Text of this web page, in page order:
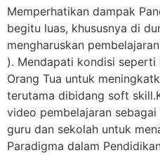
Memperhatikan dampak
begitu luas, khususnya di
mengharuskan
). Mendapati kondisi seperti
Orang Tua untuk
terutama dibidang soft
video pembelajaran
guru dan sekolah untuk
Paradigma dalam